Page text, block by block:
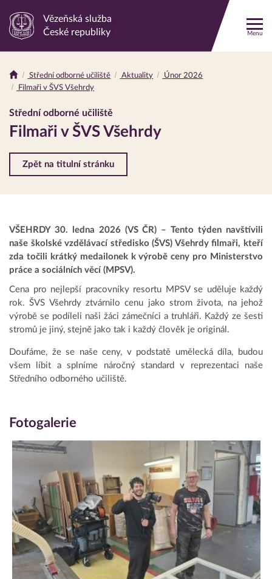
Odkaz
stránku
Vězeňská služba
České republiky
Menu
Drobečková
Střední odborné učiliště Aktuality
Únor 2026
Filmaři v ŠVS Všehrdy
Střední odborné učiliště
Filmaři v ŠVS Všehrdy
Zpět na titulní stránku
VŠEHRDY 30. ledna 2026 (VS ČR) – Tento týden navštívili
naše školské vzdělávací středisko (ŠVS) Všehrdy filmaři, kteří
zda točili krátký medailonek k výrobě ceny pro Ministerstvo
práce a sociálních věcí (MPSV).
Cena pro nejlepší pracovníky resortu MPSV se uděluje každý
rok. ŠVS Všehrdy ztvárnilo cenu jako strom života, na jehož
výrobě se podíleli naši žáci zámečníci a truhláři. Každý ze šesti
stromů je jiný, stejně jako tak i každý člověk je originál.
Doufáme, že se naše ceny, v podstatě umělecká díla, budou
všem líbit a splníme náročný standard v reprezentaci naše
Středního odborného učiliště.
Fotogalerie